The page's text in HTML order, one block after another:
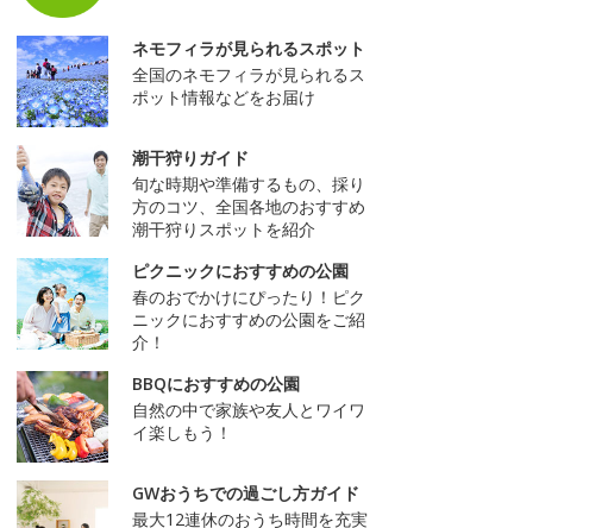
ネモフィラが見られるスポット
全国のネモフィラが見られるス
ポット情報などをお届け
潮干狩りガイド
旬な時期や準備するもの、採り
方のコツ、全国各地のおすすめ
潮干狩りスポットを紹介
ピクニックにおすすめの公園
春のおでかけにぴったり！ピク
ニックにおすすめの公園をご紹
介！
BBQにおすすめの公園
自然の中で家族や友人とワイワ
イ楽しもう！
GWおうちでの過ごし方ガイド
最大12連休のおうち時間を充実